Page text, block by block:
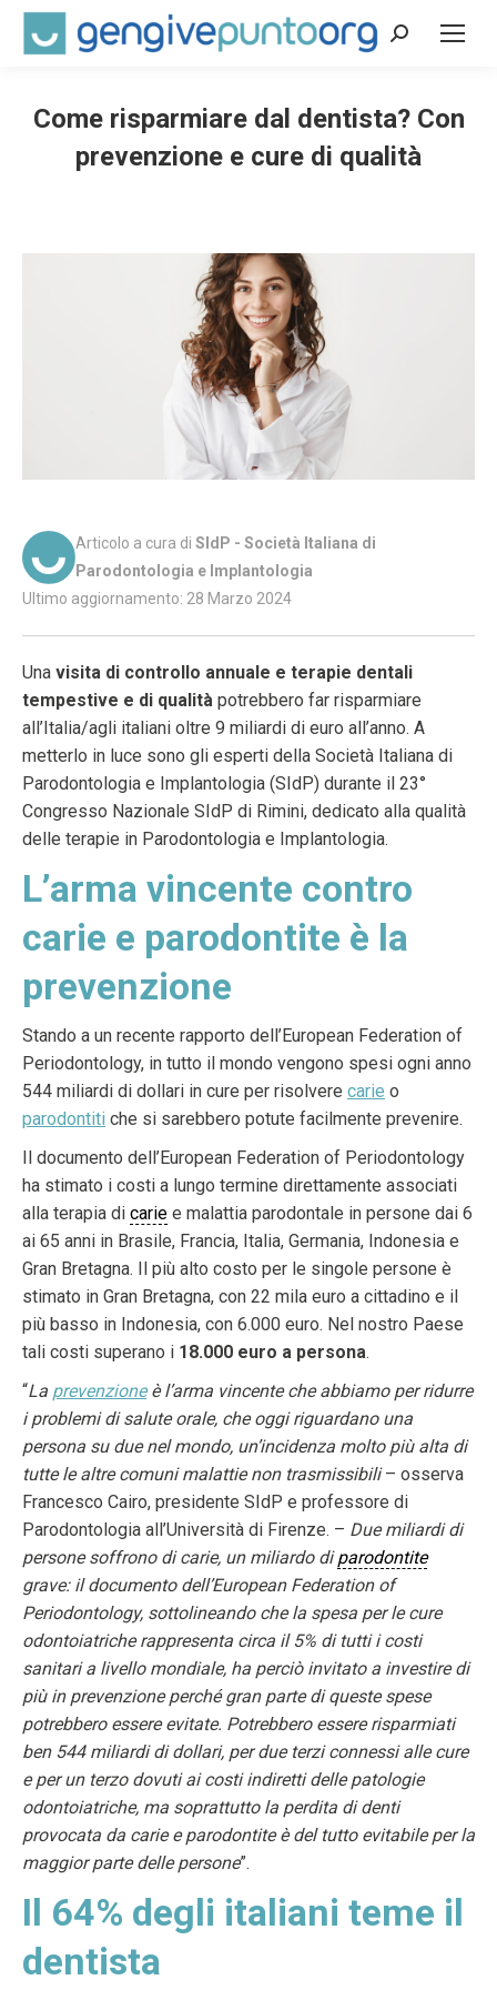
Cerca:
Come risparmiare dal dentista? Con
prevenzione e cure di qualità
Articolo a cura di SIdP - Società Italiana di
Parodontologia e Implantologia
Ultimo aggiornamento: 28 Marzo 2024
Una visita di controllo annuale e terapie dentali
tempestive e di qualità potrebbero far risparmiare
all’Italia/agli italiani oltre 9 miliardi di euro all’anno. A
metterlo in luce sono gli esperti della Società Italiana di
Parodontologia e Implantologia (SIdP) durante il 23°
Congresso Nazionale SIdP di Rimini, dedicato alla qualità
delle terapie in Parodontologia e Implantologia.
L’arma vincente contro
carie e parodontite è la
prevenzione
Stando a un recente rapporto dell’European Federation of
Periodontology, in tutto il mondo vengono spesi ogni anno
544 miliardi di dollari in cure per risolvere carie o
parodontiti che si sarebbero potute facilmente prevenire.
Il documento dell’European Federation of Periodontology
ha stimato i costi a lungo termine direttamente associati
alla terapia di carie e malattia parodontale in persone dai 6
ai 65 anni in Brasile, Francia, Italia, Germania, Indonesia e
Gran Bretagna. Il più alto costo per le singole persone è
stimato in Gran Bretagna, con 22 mila euro a cittadino e il
più basso in Indonesia, con 6.000 euro. Nel nostro Paese
tali costi superano i 18.000 euro a persona.
“La prevenzioneè l’arma vincente che abbiamo per ridurre
i problemi di salute orale, che oggi riguardano una
persona su due nel mondo, un’incidenza molto più alta di
tutte le altre comuni malattie non trasmissibili– osserva
Francesco Cairo, presidente SIdP e professore di
Parodontologia all’Università di Firenze. – Due miliardi di
persone soffrono di carie, un miliardo diparodontite
grave: il documento dell’European Federation of
Periodontology, sottolineando che la spesa per le cure
odontoiatriche rappresenta circa il 5% di tutti i costi
sanitari a livello mondiale, ha perciò invitato a investire di
più in prevenzione perché gran parte di queste spese
potrebbero essere evitate. Potrebbero essere risparmiati
ben 544 miliardi di dollari, per due terzi connessi alle cure
e per un terzo dovuti ai costi indiretti delle patologie
odontoiatriche, ma soprattutto la perdita di denti
provocata da carie e parodontite è del tutto evitabile per la
maggior parte delle persone”.
Il 64% degli italiani teme il
dentista